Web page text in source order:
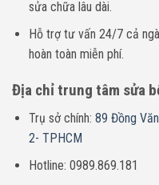
sửa chữa lâu dài.
Hỗ trợ tư vấn 24/7 cả
hoàn toàn miễn phí.
Địa chỉ trung tâm sửa
Trụ sở chính: 89 Đồng
2- TPHCM
Hotline: 0989.869.181